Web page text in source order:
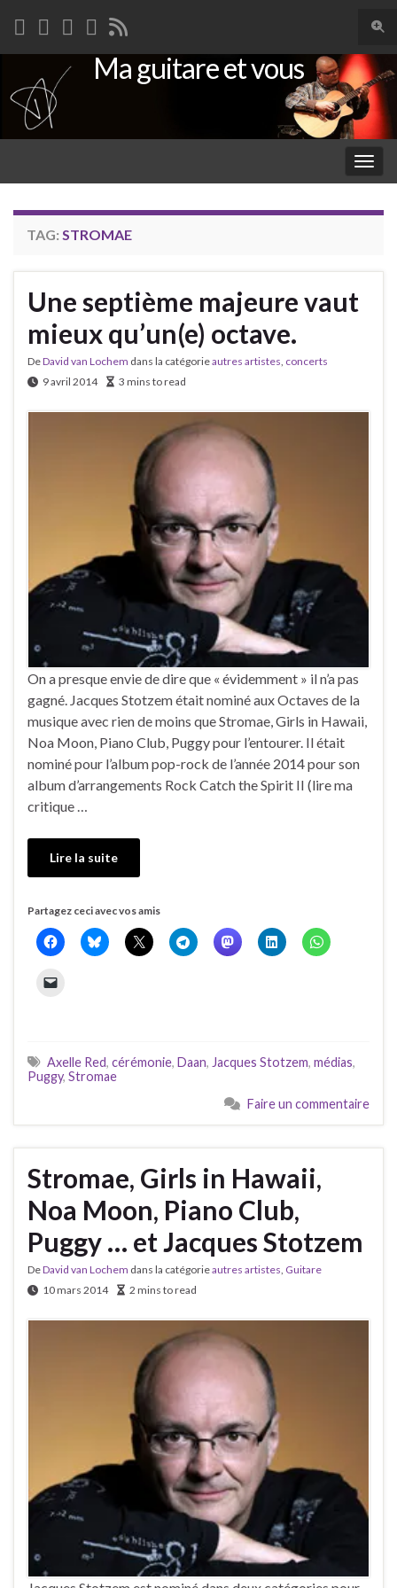
Search for:
Ma guitare et vous
TAG: STROMAE
Une septième majeure vaut
mieux qu’un(e) octave.
DeDavid van Lochem dans la catégorieautres artistes concerts
9 avril 2014
3 mins to read
On a presque envie de dire que « évidemment » il n’a pas
gagné. Jacques Stotzem était nominé aux Octaves de la
musique avec rien de moins que Stromae, Girls in Hawaii,
Noa Moon, Piano Club, Puggy pour l’entourer. Il était
nominé pour l’album pop-rock de l’année 2014 pour son
album d’arrangements Rock Catch the Spirit II (lire ma
critique …
Lire la suite
Partagez ceci avec vos amis
Axelle Red, cérémonie, Daan, Jacques Stotzem, médias,
Puggy, Stromae
Faire un commentaire
Stromae, Girls in Hawaii,
Noa Moon, Piano Club,
Puggy … et Jacques Stotzem
DeDavid van Lochem dans la catégorieautres artistes, Guitare
10 mars 2014
2 mins to read